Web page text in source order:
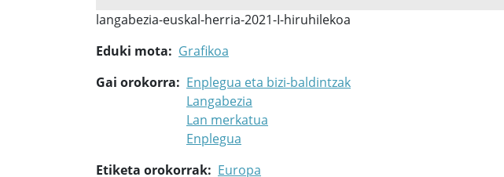
langabezia-euskal-herria-2021-I-hiruhilekoa
Eduki mota
Grafikoa
Gai orokorra
Enplegua eta bizi-baldintzak
Langabezia
Lan merkatua
Enplegua
Etiketa orokorrak
Europa